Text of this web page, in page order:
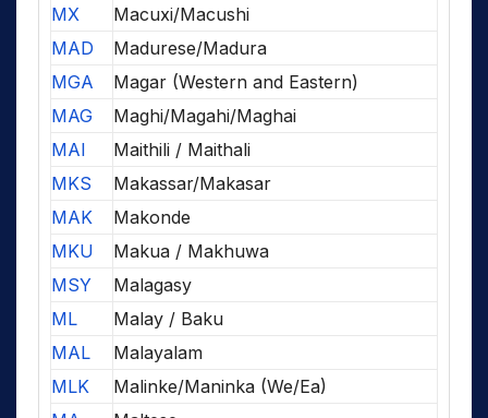
MX
Macuxi/Macushi
MAD
Madurese/Madura
MGA
Magar (Western and Eastern)
MAG
Maghi/Magahi/Maghai
MAI
Maithili / Maithali
MKS
Makassar/Makasar
MAK
Makonde
MKU
Makua / Makhuwa
MSY
Malagasy
ML
Malay / Baku
MAL
Malayalam
MLK
Malinke/Maninka (We/Ea)